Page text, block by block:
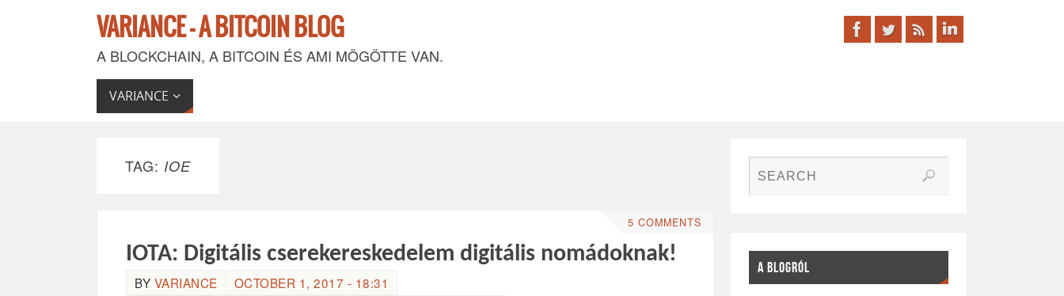
VARIANCE - A BITCOIN BLOG
A BLOCKCHAIN, A BITCOIN ÉS AMI MÖGÖTTE VAN.
VARIANCE
TAG: IOE
5 COMMENTS
IOTA: Digitális cserekereskedelem digitális nomádoknak!
BY VARIANCE
OCTOBER 1, 2017 - 18:31
A BLOGRÓL